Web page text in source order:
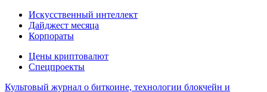
Искусственный интеллект
Дайджест месяца
Корпораты
Цены криптовалют
Спецпроекты
Культовый журнал о биткоине, технологии блокчейн и